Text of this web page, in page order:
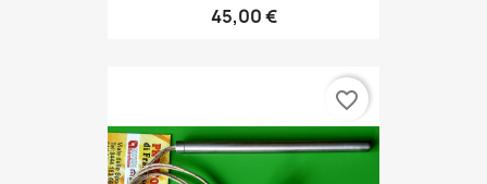
45,00 €
favorite_border